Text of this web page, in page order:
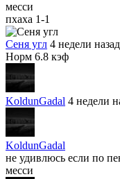
месси
пхаха 1-1
Сеня угл 4 недели
Норм 6.8 кэф
KoldunGadal 4 недели
KoldunGadal
не удивлюсь если по
месси